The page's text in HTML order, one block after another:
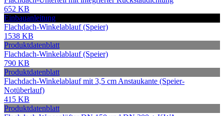
652 KB
Einbauanleitung
Flachdach-Winkelablauf (Speier)
1538 KB
Produktdatenblatt
Flachdach-Winkelablauf (Speier)
790 KB
Produktdatenblatt
Flachdach-Winkelablauf mit 3,5 cm Anstaukante (Speier-
Notüberlauf)
415 KB
Produktdatenblatt